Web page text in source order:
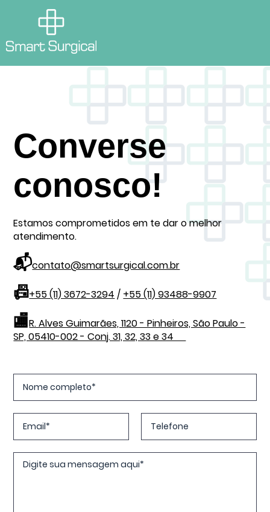
Converse
conosco!
Estamos comprometidos em te dar o melhor
atendimento.
📬contato@smartsurgical.com.br
📠+55 (11) 3672-3294 / +55 (11) 93488-9907
🏬R. Alves Guimarães, 1120 - Pinheiros, São Paulo -
SP, 05410-002 - Conj. 31, 32, 33 e 34